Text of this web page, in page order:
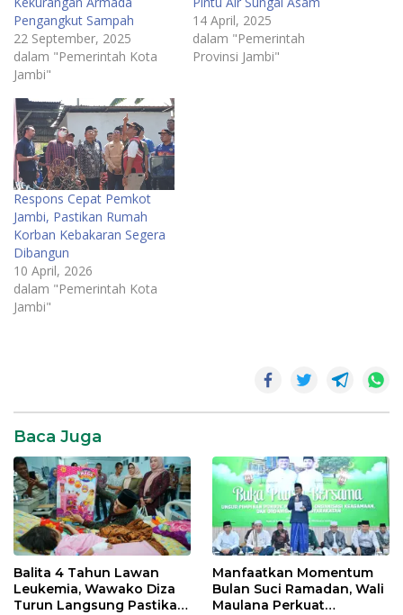
Pengangkut Sampah
22 September, 2025
dalam "Pemerintah Kota
Jambi"
14 April, 2025
dalam "Pemerintah
Provinsi Jambi"
Respons Cepat Pemkot
Jambi, Pastikan Rumah
Korban Kebakaran Segera
Dibangun
10 April, 2026
dalam "Pemerintah Kota
Jambi"
Baca Juga
Balita 4 Tahun Lawan
Leukemia, Wawako Diza
Turun Langsung Pastikan
Manfaatkan Momentum
Bulan Suci Ramadan, Wali
Maulana Perkuat